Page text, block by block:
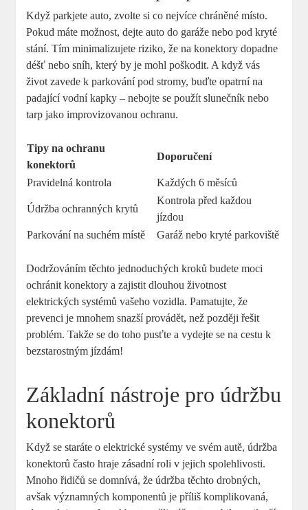
Když parkjete auto, zvolte si co nejvíce chráněné místo.
Pokud máte možnost, dejte auto do garáže nebo pod kryté
stání. Tím minimalizujete riziko, že na konektory dopadne
déšť nebo sníh, který by je mohl poškodit. A když vás
život zavede k parkování pod stromy, buďte opatrní na
padající vodní kapky – nebojte se použít slunečník nebo
tarp jako improvizovanou ochranu.
Tipy na ochranu
konektorů
Doporučení
Pravidelná kontrola Každých 6 měsíců
Údržba ochranných krytů
Kontrola před každou
jízdou
Parkování na suchém místě
Garáž nebo kryté parkoviště
Dodržováním těchto jednoduchých kroků budete moci
ochránit konektory a zajistit dlouhou životnost
elektrických systémů vašeho vozidla. Pamatujte, že
prevenci je mnohem snazší provádět, než později řešit
problém. Takže se do toho pusťte a vydejte se na cestu k
bezstarostným jízdám!
Základní nástroje pro údržbu
konektorů
Když se staráte o elektrické systémy ve svém autě, údržba
konektorů často hraje zásadní roli v jejich spolehlivosti.
Mnoho řidičů se domnívá, že údržba těchto drobných,
avšak významných komponentů je příliš komplikovaná,